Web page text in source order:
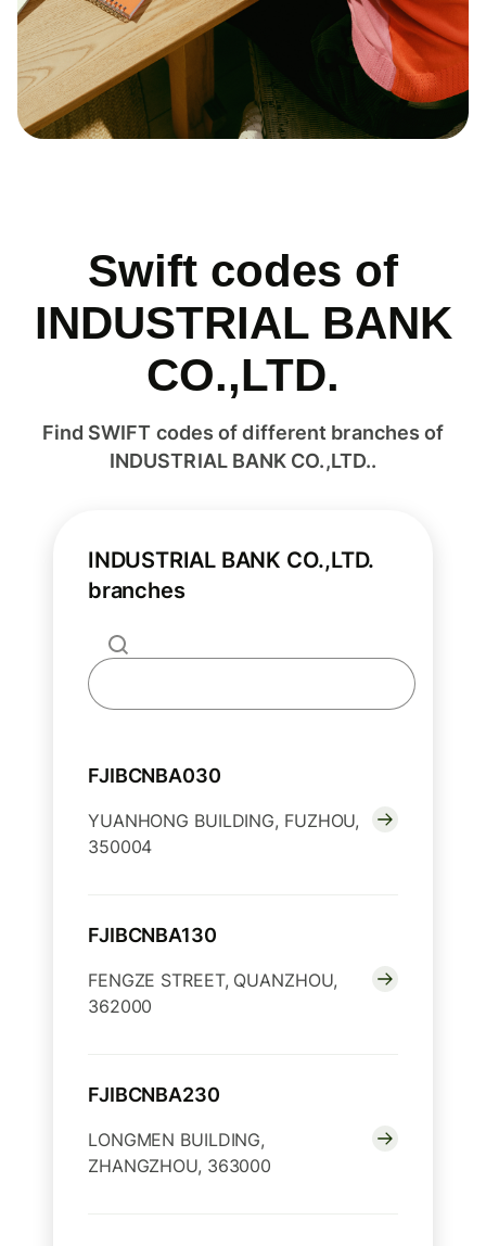
Swift codes of
INDUSTRIAL BANK
CO.,LTD.
Find SWIFT codes of different branches of
INDUSTRIAL BANK CO.,LTD..
INDUSTRIAL BANK CO.,LTD.
branches
FJIBCNBA030
YUANHONG BUILDING, FUZHOU,
350004
FJIBCNBA130
FENGZE STREET, QUANZHOU,
362000
FJIBCNBA230
LONGMEN BUILDING,
ZHANGZHOU, 363000